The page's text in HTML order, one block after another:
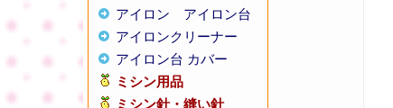
アイロン
アイロン台
アイロンクリーナー
アイロン台 カバー
ミシン用品
ミシン針・縫い針